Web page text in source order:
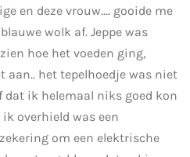
en deze vrouw.... gooide me
wolk af. Jeppe was
hoe het voeden ging,
het tepelhoedje was niet
dat ik helemaal niks goed kon
overhield was een
om een elektrische